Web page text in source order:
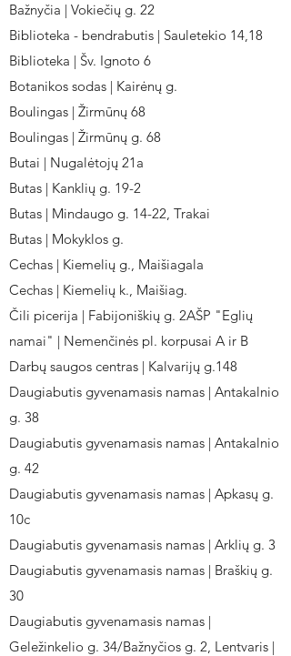
Bažnyčia | Vokiečių g. 22
Biblioteka - bendrabutis | Sauletekio 14,18
Biblioteka | Šv. Ignoto 6
Botanikos sodas | Kairėnų g.
Boulingas | Žirmūnų 68
Boulingas | Žirmūnų g. 68
Butai | Nugalėtojų 21a
Butas | Kanklių g. 19-2
Butas | Mindaugo g. 14-22, Trakai
Butas | Mokyklos g.
Cechas | Kiemelių g., Maišiagala
Cechas | Kiemelių k., Maišiag.
Čili picerija | Fabijoniškių g. 2AŠP "Eglių
namai" | Nemenčinės pl. korpusai A ir B
Darbų saugos centras | Kalvarijų g.148
Daugiabutis gyvenamasis namas | Antakalnio
g. 38
Daugiabutis gyvenamasis namas | Antakalnio
g. 42
Daugiabutis gyvenamasis namas | Apkasų g.
10c
Daugiabutis gyvenamasis namas | Arklių g. 3
Daugiabutis gyvenamasis namas | Braškių g.
30
Daugiabutis gyvenamasis namas |
Geležinkelio g. 34/Bažnyčios g. 2, Lentvaris |